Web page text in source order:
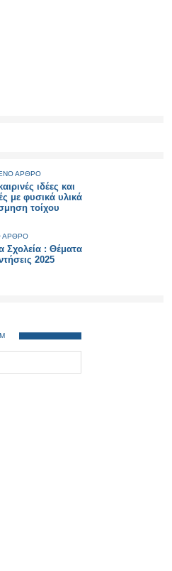
ΑΡΘΡΟ
ιδέες και
με φυσικά υλικά
τοίχου
ΑΡΘΡΟ
Σχολεία : Θέματα
2025